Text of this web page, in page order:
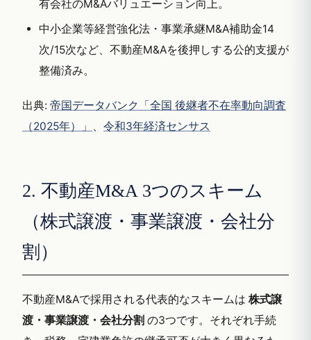
有会社のM&Aバリュエーション向上。
中小企業等経営強化法・事業承継M&A補助金14
次/15次など、不動産M&Aを後押しする公的支援が
整備済み。
出典: 帝国データバンク「全国 後継者不在率動向調査
（2025年）」 、 令和3年経済センサス
2. 不動産M&A 3つのスキーム
（株式譲渡・事業譲渡・会社分
割）
不動産M&Aで採用される代表的なスキームは 株式譲
渡・事業譲渡・会社分割 の3つです。それぞれ手続